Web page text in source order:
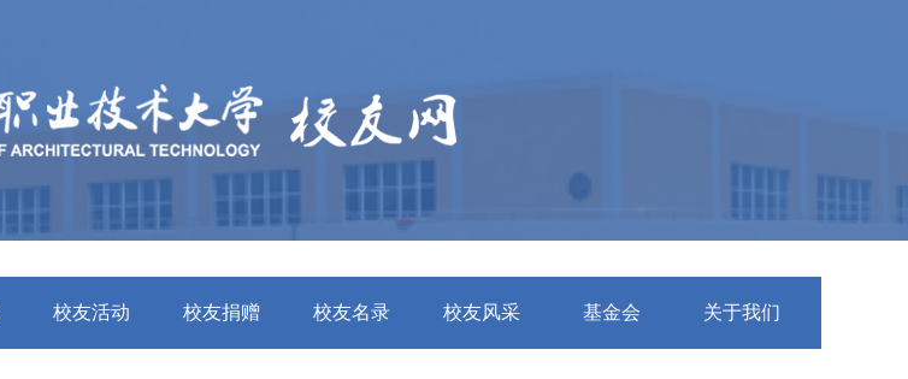
校友活动 校友捐赠 校友名录 校友风采 基金会 关于我们